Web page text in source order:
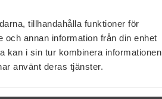
tillhandahålla funktioner för
annan information från din enhet
kan i sin tur kombinera informationen
använt deras tjänster.